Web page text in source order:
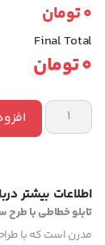
0تومان
Final Total
0تومان
اطلاعات بیشتر
تابلو خطاطی با طرح
مدرن است که با